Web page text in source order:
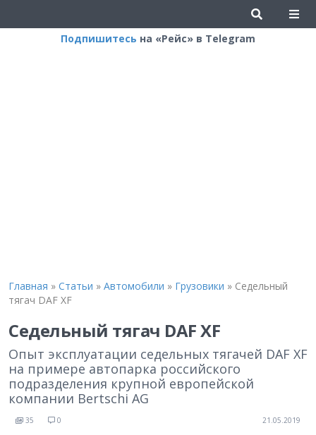
Подпишитесь на «Рейс» в Telegram
Главная » Статьи » Автомобили » Грузовики » Седельный
тягач DAF XF
Седельный тягач DAF XF
Опыт эксплуатации седельных тягачей DAF XF
на примере автопарка российского
подразделения крупной европейской
компании Bertschi AG
35 0 21.05.2019